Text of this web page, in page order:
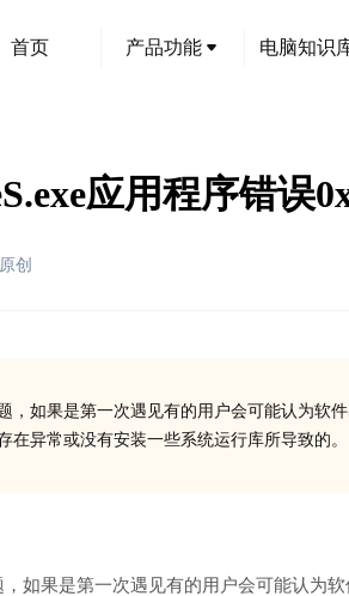
首页 产品功能 电脑知识
应用程序错误
原创
如果是第一次遇见有的用户会可能认为软件
异常或没有安装一些系统运行库所导致的。
如果是第一次遇见有的用户会可能认为